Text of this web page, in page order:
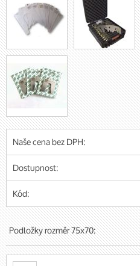
Naše cena bez DPH:
Dostupnost:
Kód:
Podložky rozměr 75x70: